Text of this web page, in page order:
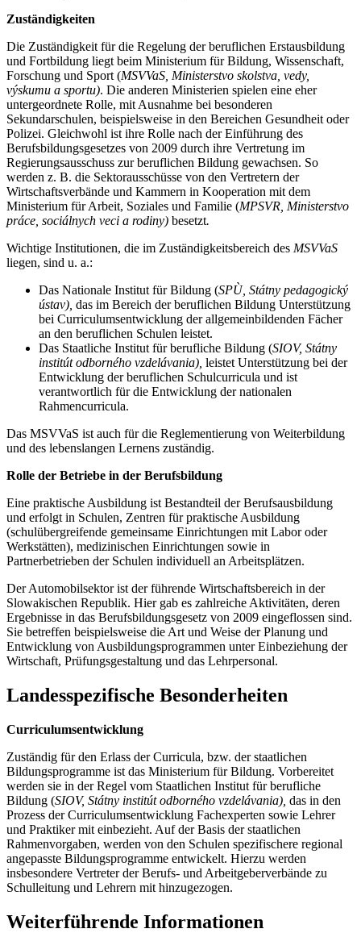
Zuständigkeiten
Die Zuständigkeit für die Regelung der beruflichen Erstausbildung
und Fortbildung liegt beim Ministerium für Bildung, Wissenschaft,
Forschung und Sport (MSVVaS, Ministerstvo skolstva, vedy,
výskumu a sportu). Die anderen Ministerien spielen eine eher
untergeordnete Rolle, mit Ausnahme bei besonderen
Sekundarschulen, beispielsweise in den Bereichen Gesundheit oder
Polizei. Gleichwohl ist ihre Rolle nach der Einführung des
Berufsbildungsgesetzes von 2009 durch ihre Vertretung im
Regierungsausschuss zur beruflichen Bildung gewachsen. So
werden z. B. die Sektorausschüsse von den Vertretern der
Wirtschaftsverbände und Kammern in Kooperation mit dem
Ministerium für Arbeit, Soziales und Familie (MPSVR, Ministerstvo
práce, sociálnych veci a rodiny) besetzt.
Wichtige Institutionen, die im Zuständigkeitsbereich des MSVVaS
liegen, sind u. a.:
Das Nationale Institut für Bildung (SPÙ, Státny pedagogický
ústav), das im Bereich der beruflichen Bildung Unterstützung
bei Curriculumsentwicklung der allgemeinbildenden Fächer
an den beruflichen Schulen leistet.
Das Staatliche Institut für berufliche Bildung (SIOV, Státny
institút odborného vzdelávania), leistet Unterstützung bei der
Entwicklung der beruflichen Schulcurricula und ist
verantwortlich für die Entwicklung der nationalen
Rahmencurricula.
Das MSVVaS ist auch für die Reglementierung von Weiterbildung
und des lebenslangen Lernens zuständig.
Rolle der Betriebe in der Berufsbildung
Eine praktische Ausbildung ist Bestandteil der Berufsausbildung
und erfolgt in Schulen, Zentren für praktische Ausbildung
(schulübergreifende gemeinsame Einrichtungen mit Labor oder
Werkstätten), medizinischen Einrichtungen sowie in
Partnerbetrieben der Schulen individuell an Arbeitsplätzen.
Der Automobilsektor ist der führende Wirtschaftsbereich in der
Slowakischen Republik. Hier gab es zahlreiche Aktivitäten, deren
Ergebnisse in das Berufsbildungsgesetz von 2009 eingeflossen sind.
Sie betreffen beispielsweise die Art und Weise der Planung und
Entwicklung von Ausbildungsprogrammen unter Einbeziehung der
Wirtschaft, Prüfungsgestaltung und das Lehrpersonal.
Landesspezifische Besonderheiten
Curriculumsentwicklung
Zuständig für den Erlass der Curricula, bzw. der staatlichen
Bildungsprogramme ist das Ministerium für Bildung. Vorbereitet
werden sie in der Regel vom Staatlichen Institut für berufliche
Bildung (SIOV, Státny institút odborného vzdelávania), das in den
Prozess der Curriculumsentwicklung Fachexperten sowie Lehrer
und Praktiker mit einbezieht. Auf der Basis der staatlichen
Rahmenvorgaben, werden von den Schulen spezifischere regional
angepasste Bildungsprogramme entwickelt. Hierzu werden
insbesondere Vertreter der Berufs- und Arbeitgeberverbände zu
Schulleitung und Lehrern mit hinzugezogen.
Weiterführende Informationen